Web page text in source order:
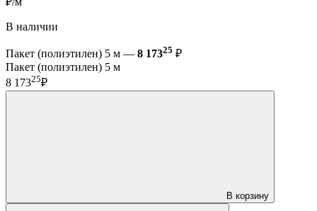
В наличии
Пакет (полиэтилен) 5 м — 8 17325 ₽
Пакет (полиэтилен) 5 м
8 17325₽
В корзину